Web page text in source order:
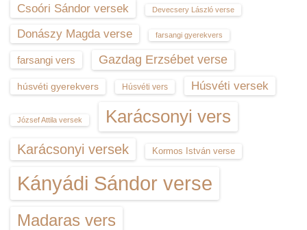
Csoóri Sándor versek
Devecsery László verse
Donászy Magda verse farsangi gyerekvers
farsangi vers Gazdag Erzsébet verse
húsvéti gyerekvers Húsvéti vers Húsvéti versek
József Attila versek Karácsonyi vers
Karácsonyi versek Kormos István verse
Kányádi Sándor verse
Madaras vers